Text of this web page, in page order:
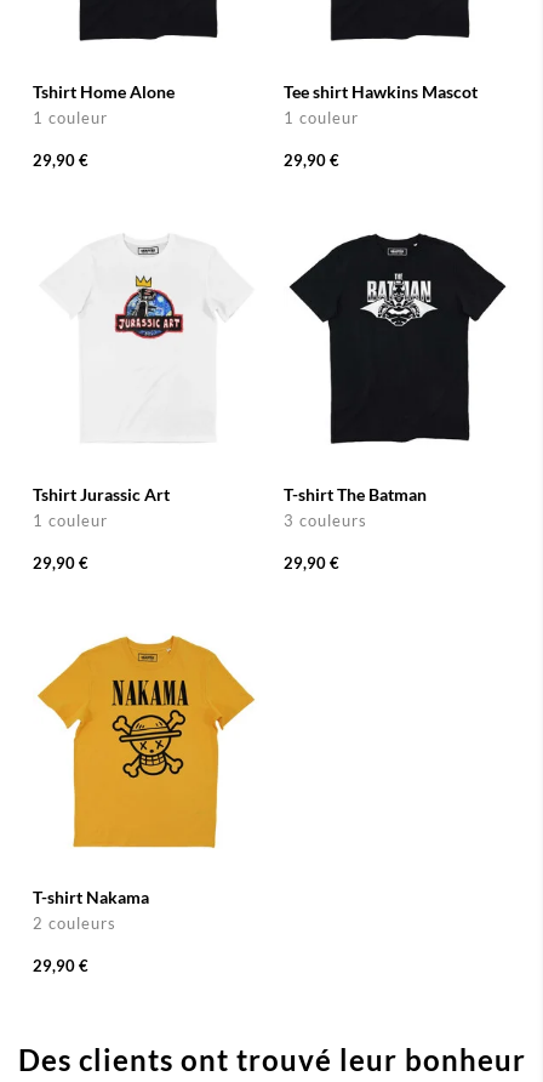
Tshirt Home Alone
1 couleur
29,90 €
Tee shirt Hawkins Mascot
1 couleur
29,90 €
Tshirt Jurassic Art
1 couleur
29,90 €
T-shirt The Batman
3 couleurs
29,90 €
T-shirt Nakama
2 couleurs
29,90 €
Des clients ont trouvé leur bonheur